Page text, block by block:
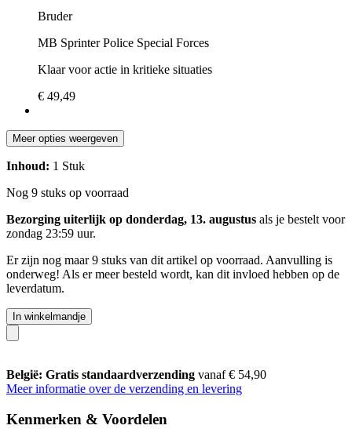
Bruder
MB Sprinter Police Special Forces
Klaar voor actie in kritieke situaties
€ 49,49
Meer opties weergeven
Inhoud: 1 Stuk
Nog 9 stuks op voorraad
Bezorging uiterlijk op donderdag, 13. augustus als je bestelt voor
zondag 23:59 uur.
Er zijn nog maar 9 stuks van dit artikel op voorraad. Aanvulling is
onderweg! Als er meer besteld wordt, kan dit invloed hebben op de
leverdatum.
In winkelmandje
België: Gratis standaardverzending vanaf € 54,90
Meer informatie over de verzending en levering
Kenmerken & Voordelen